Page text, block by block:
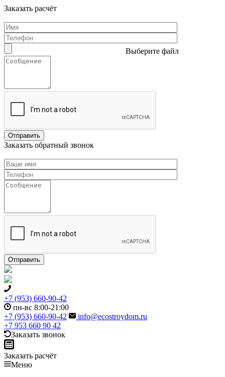
Заказать расчёт
Выберите файл
Заказать обратный звонок
+7 (953) 660-90-42
пн-вс 8:00-21:00
+7 (953) 660-90-42
info@ecostroydom.ru
+7 953 660 90 42
Заказать звонок
Заказать расчёт
Меню